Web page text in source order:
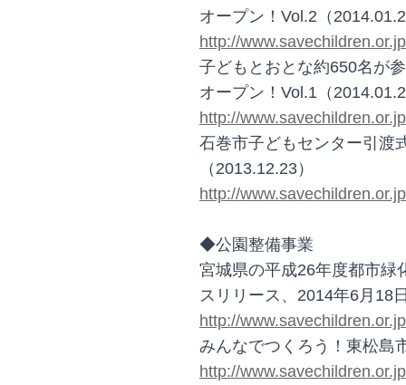
オープン！Vol.2（
http://
子どもとおとな約650名が
オープン！Vol.1（
http://
石巻市子どもセンター引渡
（2013.12.23）
http://
◆公園整備事業
宮城県の平成26年度都市緑
スリリース、2014年6月18
http://
みんなでつくろう！東松島
http://